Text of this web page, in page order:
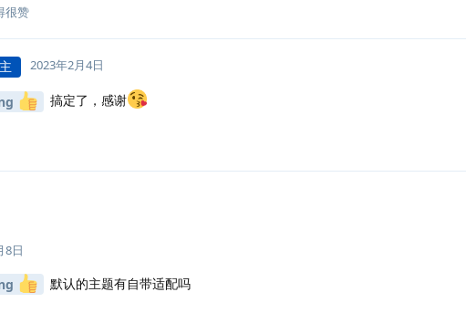
很赞
2023年2月4日
搞定了，感谢
8日
默认的主题有自带适配吗